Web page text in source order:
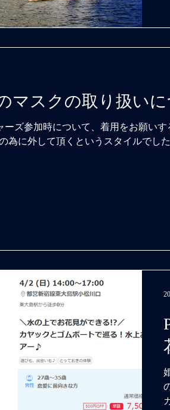
マスクの取り扱い
ーズ参加時について、着用をお願い
為に外して頂くというスタイルでし